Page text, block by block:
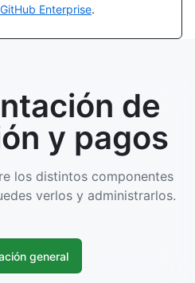
Enterprise.
de
y pagos
los distintos componentes
verlos y administrarlos.
general